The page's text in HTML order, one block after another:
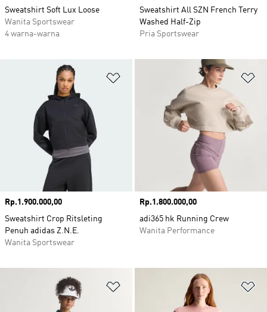
Sweatshirt Soft Lux Loose
Wanita Sportswear
4 warna-warna
Sweatshirt All SZN French Terry
Washed Half-Zip
Pria Sportswear
Tambahkan ke Wishlist
Harga
Rp.1.900.000,00
Sweatshirt Crop Ritsleting
Penuh adidas Z.N.E.
Wanita Sportswear
Harga
Rp.1.800.000,00
adi365 hk Running Crew
Wanita Performance
Tambahkan ke Wishlist